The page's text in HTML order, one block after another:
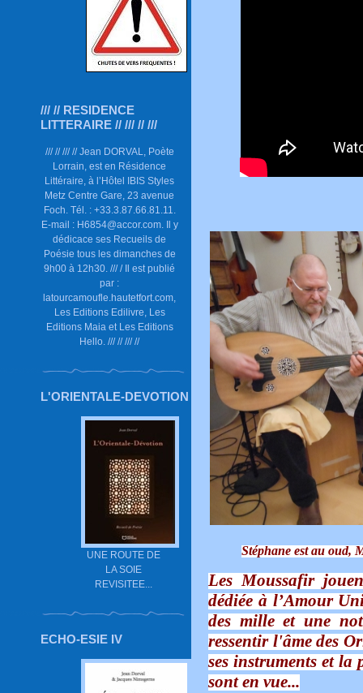
/// // RESIDENCE
LITTERAIRE // /// // ///
/// // /// // Jean DORVAL, Poète
Lorrain, est en Résidence
Littéraire, à l’Hôtel IBIS Styles
Metz Centre Gare, 23 avenue
Foch. Tél. : +33.3.87.66.81.11.
E-mail : H6854@accor.com. Il y
dédicace ses Recueils de
Poésie tous les dimanches de
9h00 à 12h30. /// / Il est publié
par :
latourcamoufle.hautetfort.com,
Les Editions Edilivre, Les
Editions Maia et Les Editions
Hello. /// // /// //
L'ORIENTALE-DEVOTION
UNE ROUTE DE
LA SOIE
REVISITEE...
ECHO-ESIE IV
Stéphane est au oud,
Les Moussafir
dédiée à l’Amour
des mille et une
ressentir l'âme des
ses instruments et la
sont en vue...